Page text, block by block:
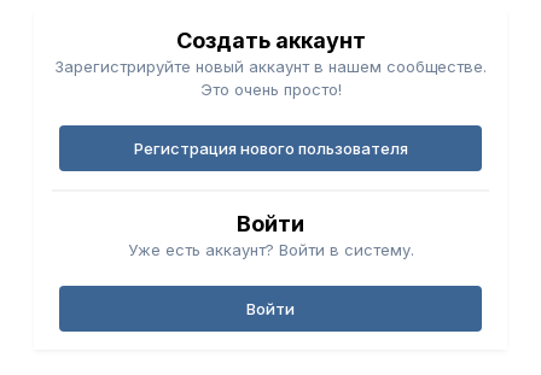
Создать аккаунт
Зарегистрируйте новый аккаунт в нашем сообществе.
Это очень просто!
Регистрация нового пользователя
Войти
Уже есть аккаунт? Войти в систему.
Войти